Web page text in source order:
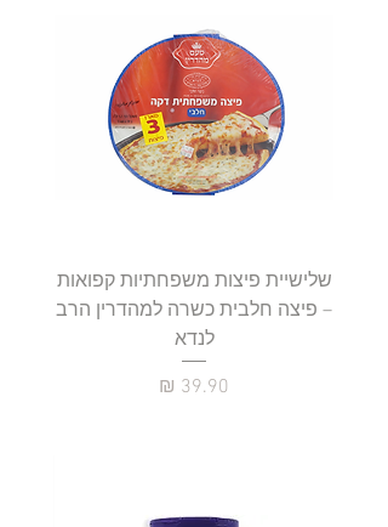
שלישיית פיצות משפחתיות קפואות
– פיצה חלבית כשרה למהדרין הרב
לנדא
מחיר